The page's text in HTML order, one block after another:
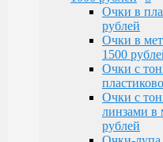
Очки Elife
Очки с
В
В
В
линзами
В
Очки для
В
Очки в
рублей
Очки в
1500
Очки с
Очки с
линзами в
рублей